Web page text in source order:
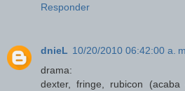
Responder
dnieL 10/20/2010 06:42:00 a. m.
drama:
dexter, fringe, rubicon